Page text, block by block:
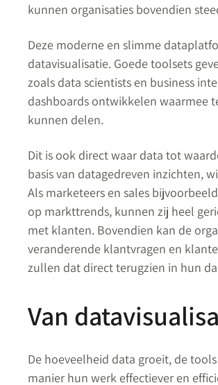
kunnen organisaties bovendien
Deze moderne en slimme
datavisualisatie. Goede toolsets
zoals data scientists en business
dashboards ontwikkelen waarmee
kunnen delen.
Dit is ook direct waar data tot
basis van datagedreven inzichten,
Als marketeers en sales
op markttrends, kunnen zij heel
met klanten. Bovendien kan de
veranderende klantvragen en
zullen dat direct terugzien in hun
Van
De hoeveelheid data groeit, de
manier hun werk effectiever en